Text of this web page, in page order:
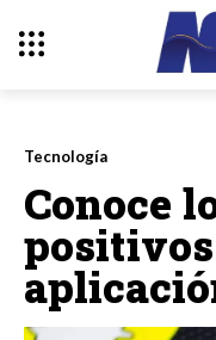
Tecnología
Conoce